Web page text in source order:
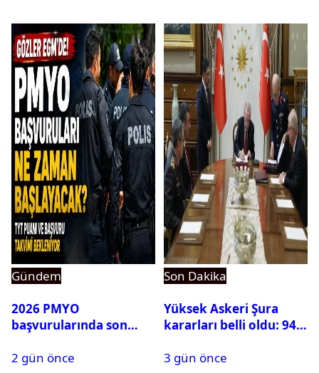
ortaya çıktı
Gündem
2026 PMYO
başvurularında son
2 gün önce
Son Dakika
Yüksek Askeri Şura
kararları belli oldu: 94
3 gün önce